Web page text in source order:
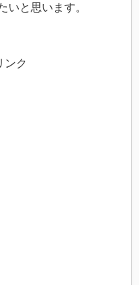
いと思います。
ンク